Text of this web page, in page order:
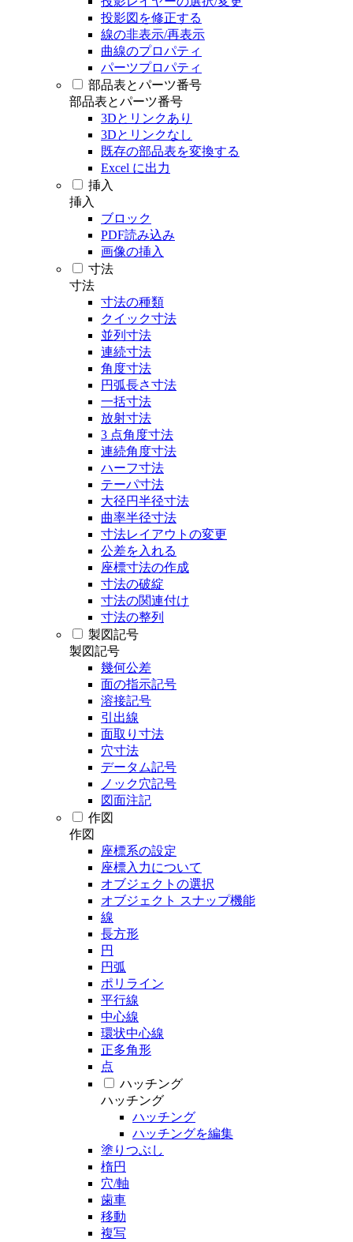
投影図を修正する
線の非表示/再表示
曲線のプロパティ
パーツプロパティ
部品表とパーツ番号
部品表とパーツ番号
3Dとリンクあり
3Dとリンクなし
既存の部品表を変換する
Excel に出力
挿入
挿入
ブロック
PDF読み込み
画像の挿入
寸法
寸法
寸法の種類
クイック寸法
並列寸法
連続寸法
角度寸法
円弧長さ寸法
一括寸法
放射寸法
3 点角度寸法
連続角度寸法
ハーフ寸法
テーパ寸法
大径円半径寸法
曲率半径寸法
寸法レイアウトの変更
公差を入れる
座標寸法の作成
寸法の破綻
寸法の関連付け
寸法の整列
製図記号
製図記号
幾何公差
面の指示記号
溶接記号
引出線
面取り寸法
穴寸法
データム記号
ノック穴記号
図面注記
作図
作図
座標系の設定
座標入力について
オブジェクトの選択
オブジェクト スナップ機能
線
長方形
円
円弧
ポリライン
平行線
中心線
環状中心線
正多角形
点
ハッチング
ハッチング
ハッチング
ハッチングを編集
塗りつぶし
楕円
穴/軸
歯車
移動
複写